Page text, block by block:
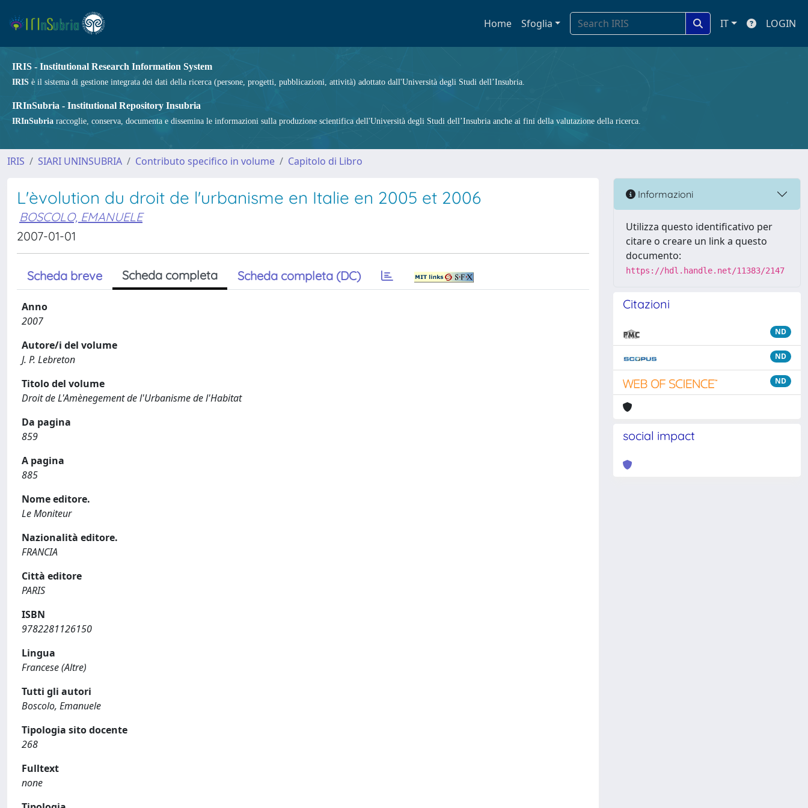
Home Sfoglia IT LOGIN
IRIS - Institutional Research Information System
IRIS è il sistema di gestione integrata dei dati della ricerca (persone, progetti, pubblicazioni, attività) adottato dall'Università degli Studi dell’Insubria.
IRInSubria - Institutional Repository Insubria
IRInSubria raccoglie, conserva, documenta e dissemina le informazioni sulla produzione scientifica dell'Università degli Studi dell’Insubria anche ai fini della valutazione della ricerca.
IRIS SIARI UNINSUBRIA Contributo specifico in volume Capitolo di Libro
L'èvolution du droit de l'urbanisme en Italie en 2005 et 2006
BOSCOLO, EMANUELE
2007-01-01
Scheda breve Scheda completa Scheda completa (DC)
Anno
2007
Autore/i del volume
J. P. Lebreton
Titolo del volume
Droit de L'Amènegement de l'Urbanisme de l'Habitat
Da pagina
859
A pagina
885
Nome editore.
Le Moniteur
Nazionalità editore.
FRANCIA
Città editore
PARIS
ISBN
9782281126150
Lingua
Francese (Altre)
Tutti gli autori
Boscolo, Emanuele
Tipologia sito docente
268
Fulltext
none
Informazioni
Utilizza questo identificativo per
citare o creare un link a questo
documento:
https://hdl.handle.net/11383/2147
Citazioni
ND
ND
ND
social impact